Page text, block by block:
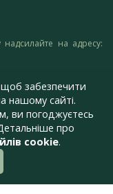
надсилайте на адресу:
забезпечити
нашому сайті.
ви погоджуєтесь
про
cookie.